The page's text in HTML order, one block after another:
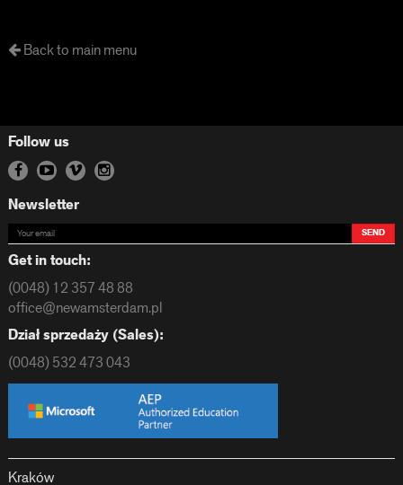
Back to main menu
Follow us
Newsletter
SEND
Get in touch:
(0048) 12 357 48 88
office@newamsterdam.pl
Dział sprzedaży (Sales):
(0048) 532 473 043
Kraków